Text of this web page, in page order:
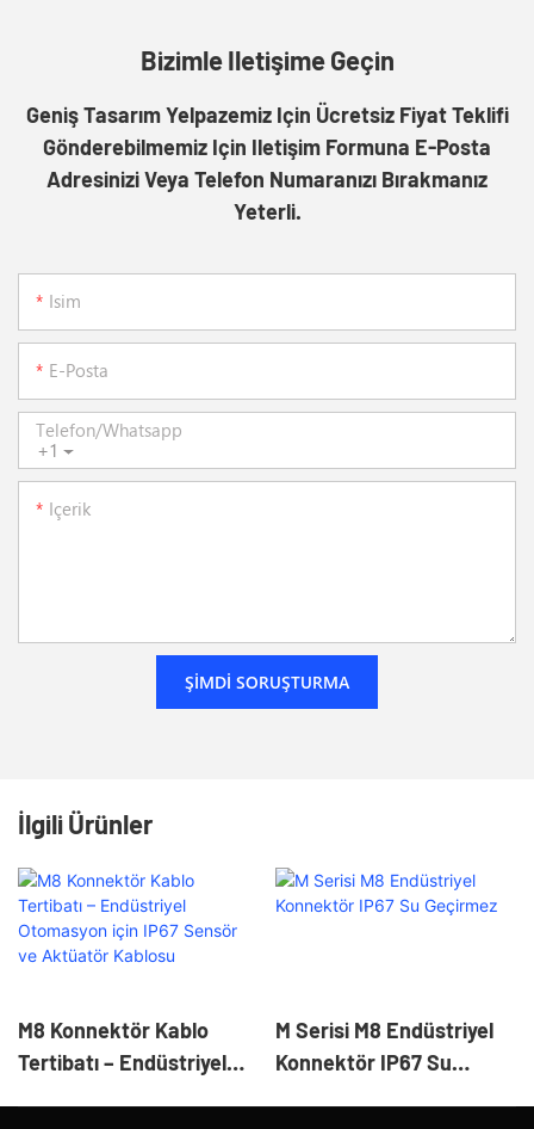
Bizimle Iletişime Geçin
Geniş Tasarım Yelpazemiz Için Ücretsiz Fiyat Teklifi
Gönderebilmemiz Için Iletişim Formuna E-Posta
Adresinizi Veya Telefon Numaranızı Bırakmanız
Yeterli.
Isim
E-Posta
+1
Telefon/whatsapp
Içerik
ŞIMDI SORUŞTURMA
İlgili Ürünler
M8 Konnektör Kablo
Tertibatı – Endüstriyel
M Serisi M8 Endüstriyel
Konnektör IP67 Su